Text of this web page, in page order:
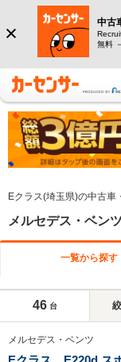
中古
無料
Eクラス(埼玉県)の中古車
メルセデス・ベ
一覧から探す
46 台
メルセデス・ベンツ